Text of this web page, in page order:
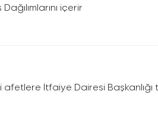
içerir
İtfaiye Dairesi Başkanlığı